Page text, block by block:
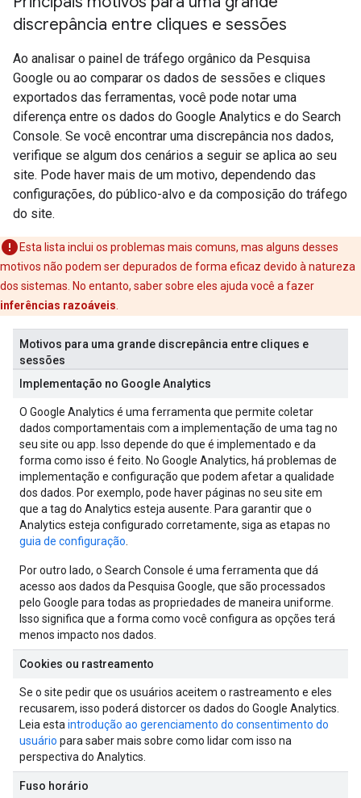
discrepância entre cliques e sessões
Ao analisar o painel de tráfego orgânico da Pesquisa
Google ou ao comparar os dados de sessões e cliques
exportados das ferramentas, você pode notar uma
diferença entre os dados do Google Analytics e do Search
Console. Se você encontrar uma discrepância nos dados,
verifique se algum dos cenários a seguir se aplica ao seu
site. Pode haver mais de um motivo, dependendo das
configurações, do público-alvo e da composição do tráfego
do site.
Esta lista inclui os problemas mais comuns, mas alguns desses
motivos não podem ser depurados de forma eficaz devido à natureza
dos sistemas. No entanto, saber sobre eles ajuda você a fazer
inferências razoáveis.
Motivos para uma grande discrepância entre cliques e
sessões
Implementação no Google Analytics
O Google Analytics é uma ferramenta que permite coletar
dados comportamentais com a implementação de uma tag no
seu site ou app. Isso depende do que é implementado e da
forma como isso é feito. No Google Analytics, há problemas de
implementação e configuração que podem afetar a qualidade
dos dados. Por exemplo, pode haver páginas no seu site em
que a tag do Analytics esteja ausente. Para garantir que o
Analytics esteja configurado corretamente, siga as etapas no
guia de configuração.
Por outro lado, o Search Console é uma ferramenta que dá
acesso aos dados da Pesquisa Google, que são processados
pelo Google para todas as propriedades de maneira uniforme.
Isso significa que a forma como você configura as opções terá
menos impacto nos dados.
Cookies ou rastreamento
Se o site pedir que os usuários aceitem o rastreamento e eles
recusarem, isso poderá distorcer os dados do Google Analytics.
Leia estaintrodução ao gerenciamento do consentimento do
usuário para saber mais sobre como lidar com isso na
perspectiva do Analytics.
Fuso horário